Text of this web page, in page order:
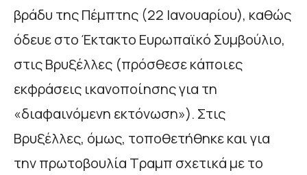
βράδυ της Πέμπτης (22 Ιανουαρίου), καθώς
όδευε στο Έκτακτο Ευρωπαϊκό Συμβούλιο,
στις Βρυξέλλες (πρόσθεσε κάποιες
εκφράσεις ικανοποίησης για τη
«διαφαινόμενη εκτόνωση»). Στις
Βρυξέλλες, όμως, τοποθετήθηκε και για
την πρωτοβουλία Τραμπ σχετικά με το